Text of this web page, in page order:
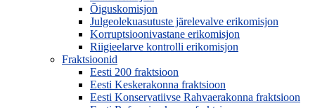
Õiguskomisjon
Julgeolekuasutuste järelevalve erikomisjon
Korruptsioonivastane erikomisjon
Riigieelarve kontrolli erikomisjon
Fraktsioonid
Eesti 200 fraktsioon
Eesti Keskerakonna fraktsioon
Eesti Konservatiivse Rahvaerakonna fraktsioon